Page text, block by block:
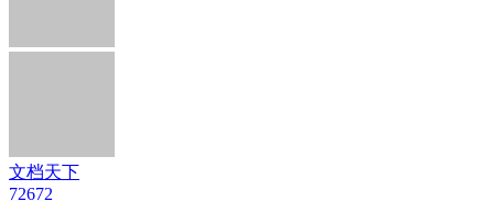
文档天下
72672